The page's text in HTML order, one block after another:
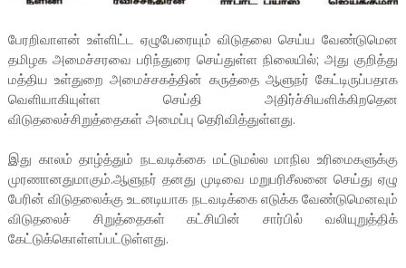
பேரறிவாளன் உள்ளிட்ட ஏழுபேரையும் விடுதலை செய்ய வேண்டுமென
தமிழக அமைச்சரவை பரிந்துரை செய்துள்ள நிலையில்; அது குறித்து
மத்திய உள்துறை அமைச்சகத்தின் கருத்தை ஆளுநர் கேட்டிருப்பதாக
வெளியாகியுள்ள செய்தி அதிர்ச்சியளிக்கிறதென
விடுதலைச்சிறுத்தைகள் அமைப்பு தெரிவித்துள்ளது.
இது காலம் தாழ்த்தும் நடவடிக்கை மட்டுமல்ல மாநில உரிமைகளுக்கு
முரணானதுமாகும்.ஆளுநர் தனது முடிவை மறுபரிசீலனை செய்து ஏழு
பேரின் விடுதலைக்கு உடனடியாக நடவடிக்கை எடுக்க வேண்டுமெனவும்
விடுதலைச் சிறுத்தைகள் கட்சியின் சார்பில் வலியுறுத்திக்
கேட்டுக்கொள்ளப்பட்டுள்ளது.